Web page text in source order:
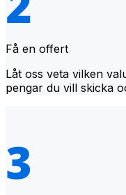
Få en offert
Låt oss veta vilken
pengar du vill skicka